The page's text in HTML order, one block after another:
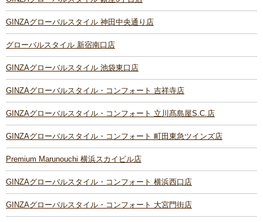
GINZAグローバルスタイル 神田中央通り店
グローバルスタイル 新宿南口店
GINZAグローバルスタイル 池袋東口店
GINZAグローバルスタイル・コンフォート 吉祥寺店
GINZAグローバルスタイル・コンフォート 立川髙島屋S.C.店
GINZAグローバルスタイル・コンフォート 町田東急ツインズ店
Premium Marunouchi 横浜スカイビル店
GINZAグローバルスタイル・コンフォート 横浜西口店
GINZAグローバルスタイル・コンフォート 大宮門街店